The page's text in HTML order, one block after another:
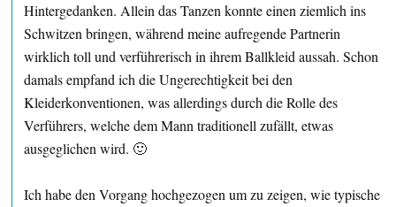
Hintergedanken. Allein das Tanzen konnte einen ziemlich ins
Schwitzen bringen, während meine aufregende Partnerin
wirklich toll und verführerisch in ihrem Ballkleid aussah. Schon
damals empfand ich die Ungerechtigkeit bei den
Kleiderkonventionen, was allerdings durch die Rolle des
Verführers, welche dem Mann traditionell zufällt, etwas
ausgeglichen wird. 🙂
Ich habe den Vorgang hochgezogen um zu zeigen, wie typische